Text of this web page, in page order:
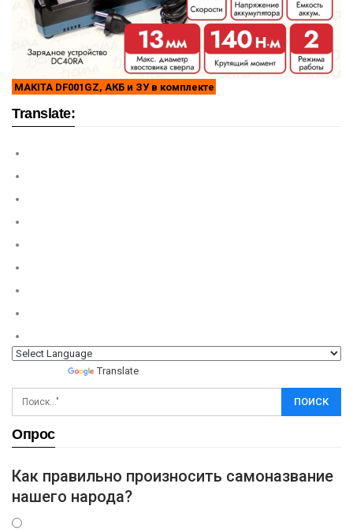
MAKITA DF001GZ, АКБ и ЗУ в комплекте
Translate:
Translate
Опрос
Как правильно произносить самоназвание
нашего народа?